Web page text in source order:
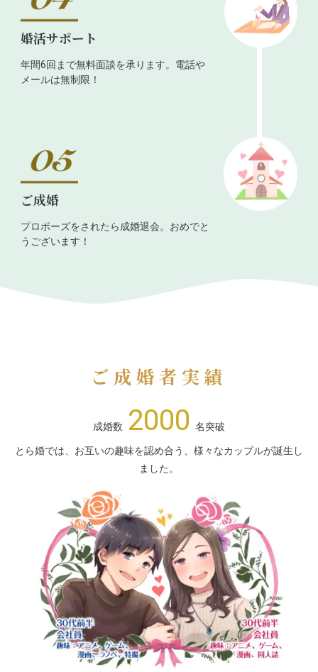
婚活サポート
年間6回まで無料面談を承ります。電話や
メールは無制限！
ご成婚
プロポーズをされたら成婚退会。おめでと
うございます！
ご成婚者実績
成婚数 2000 名突破
とら婚では、お互いの趣味を認め合う、様々なカップルが誕生し
ました。